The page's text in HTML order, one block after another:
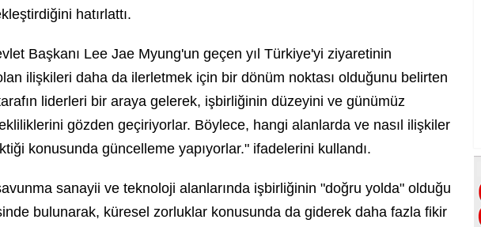
hatırlattı.
Başkanı Lee Jae Myung'un geçen yıl Türkiye'yi ziyaretinin
ilişkileri daha da ilerletmek için bir dönüm noktası olduğunu belirten
liderleri bir araya gelerek, işbirliğinin düzeyini ve günümüz
gözden geçiriyorlar. Böylece, hangi alanlarda ve nasıl ilişkiler
konusunda güncelleme yapıyorlar." ifadelerini kullandı.
sanayii ve teknoloji alanlarında işbirliğinin "doğru yolda" olduğu
bulunarak, küresel zorluklar konusunda da giderek daha fazla fikir